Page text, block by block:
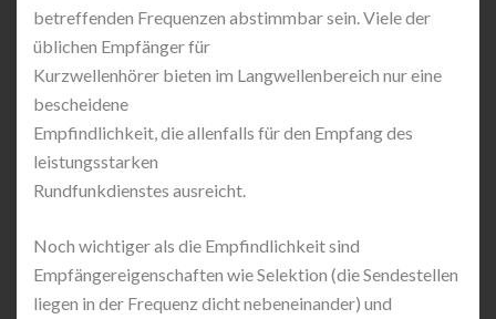
betreffenden Frequenzen abstimmbar sein. Viele der
üblichen Empfänger für
Kurzwellenhörer bieten im Langwellenbereich nur eine
bescheidene
Empfindlichkeit, die allenfalls für den Empfang des
leistungsstarken
Rundfunkdienstes ausreicht.
Noch wichtiger als die Empfindlichkeit sind
Empfängereigenschaften wie Selektion (die Sendestellen
liegen in der Frequenz dicht nebeneinander) und